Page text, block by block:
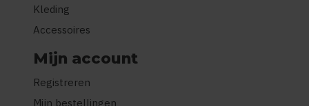
Kleding
Accessoires
Mijn account
Registreren
Mijn bestellingen